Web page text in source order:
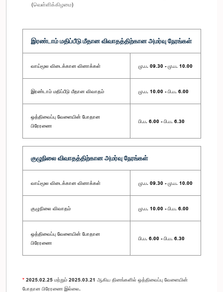
(வெள்ளிக்கிழமை)
இரண்டாம் மதிப்பீடு மீதான விவாதத்திற்கான அமர்வு நேரங்கள்
வாய்மூல விடைக்கான வினாக்கள் மு.ப. 09.30 - மு.ப. 10.00
இரண்டாம் மதிப்பீடு மீதான விவாதம் மு.ப. 10.00 - பி.ப. 6.00
ஒத்திவைப்பு வேளையின் போதான
பிரேரணை
பி.ப. 6.00 - பி.ப. 6.30
குழுநிலை விவாதத்திற்கான அமர்வு நேரங்கள்
வாய்மூல விடைக்கான வினாக்கள் மு.ப. 09.30 - மு.ப. 10.00
குழுநிலை விவாதம் மு.ப. 10.00 - பி.ப. 6.00
ஒத்திவைப்பு வேளையின் போதான
பிரேரணை
பி.ப. 6.00 - பி.ப. 6.30
* 2025.02.25 மற்றும் 2025.03.21 ஆகிய தினங்களில் ஒத்திவைப்பு வேளையின்
போதான பிரேரணை இல்லை.